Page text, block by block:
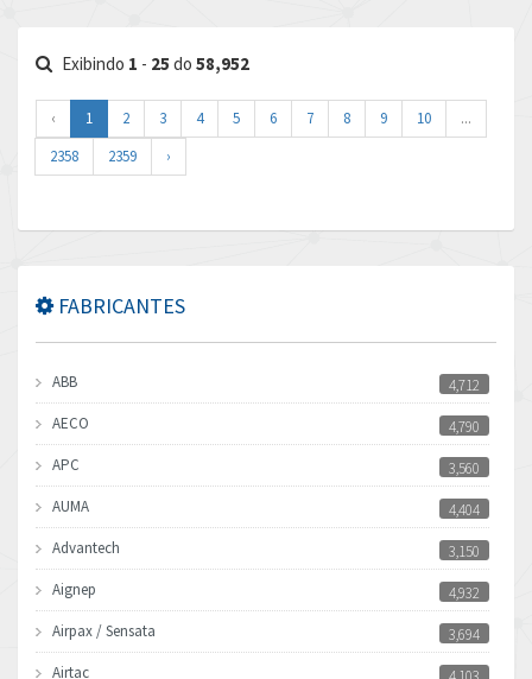
Exibindo 1 - 25 do 58,952
‹ 1 2 3 4 5 6 7 8 9 10
...
2358
2359 ›
FABRICANTES
ABB
4,712
AECO
4,790
APC
3,560
AUMA
4,404
Advantech
3,150
Aignep
4,932
Airpax / Sensata
3,694
Airtac